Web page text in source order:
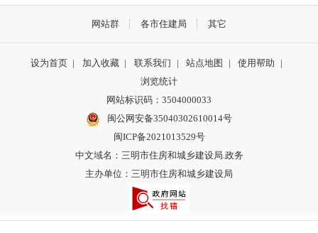
网站群 各市住建局 其它
设为首页 | 加入收藏 | 联系我们 | 站点地图 | 使用帮助
|
浏览统计
网站标识码：3504000033
闽公网安备35040302610014号
闽ICP备2021013529号
中文域名：三明市住房和城乡建设局.政务
主办单位：三明市住房和城乡建设局